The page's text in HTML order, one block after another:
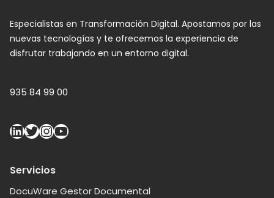
Especialistas en Transformación Digital. Apostamos por las
nuevas tecnologías y te ofrecemos la experiencia de
disfrutar trabajando en un entorno digital.
935 84 99 00
Servicios
DocuWare Gestor Documental